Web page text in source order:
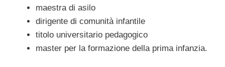
maestra di asilo
dirigente di comunità infantile
titolo universitario pedagogico
master per la formazione della prima infanzia.